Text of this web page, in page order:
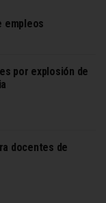
empleos
por explosión de
docentes de